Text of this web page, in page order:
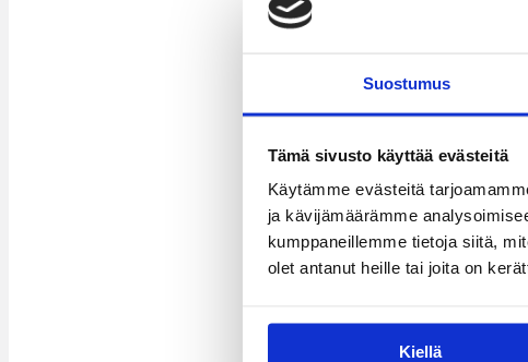
Suostumus
Tämä sivusto käyttää evästeitä
Käytämme evästeitä
ja kävijämäärämme
kumppaneillemme tietoja siitä,
olet antanut heille tai joita on
Kiellä